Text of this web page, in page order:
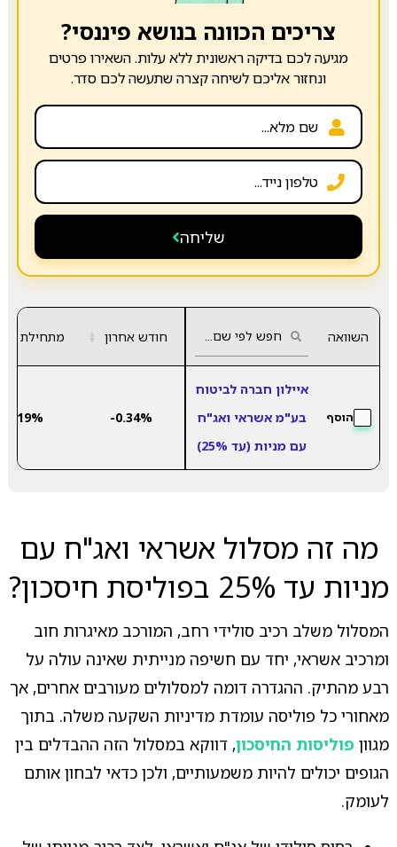
צריכים הכוונה בנושא פיננסי?
מגיעה לכם בדיקה ראשונית ללא עלות. השאירו פרטים
ונחזור אליכם לשיחה קצרה שתעשה לכם סדר.
שליחה
השוואה חודש אחרון ▲
▼ מתחילת
הוסף
איילון חברה לביטוח
בע"מ אשראי ואג"ח
עם מניות (עד 25%)
-0.34%
5.19%
מה זה מסלול אשראי ואג"ח עם
מניות עד 25% בפוליסת חיסכון?
המסלול משלב רכיב סולידי רחב, המורכב מאיגרות חוב
ומרכיב אשראי, יחד עם חשיפה מנייתית שאינה עולה על
רבע מהתיק. ההגדרה דומה למסלולים מעורבים אחרים, אך
מאחורי כל פוליסה עומדת מדיניות השקעה משלה. בתוך
מגוון פוליסות החיסכון, דווקא במסלול הזה ההבדלים בין
הגופים יכולים להיות משמעותיים, ולכן כדאי לבחון אותם
לעומק.